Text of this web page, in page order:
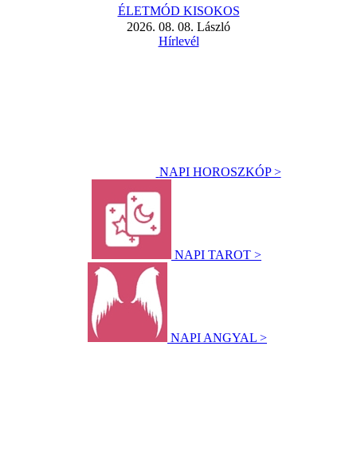
ÉLETMÓD KISOKOS
2026. 08. 08. László
Hírlevél
NAPI HOROSZKÓP >
NAPI TAROT >
NAPI ANGYAL >